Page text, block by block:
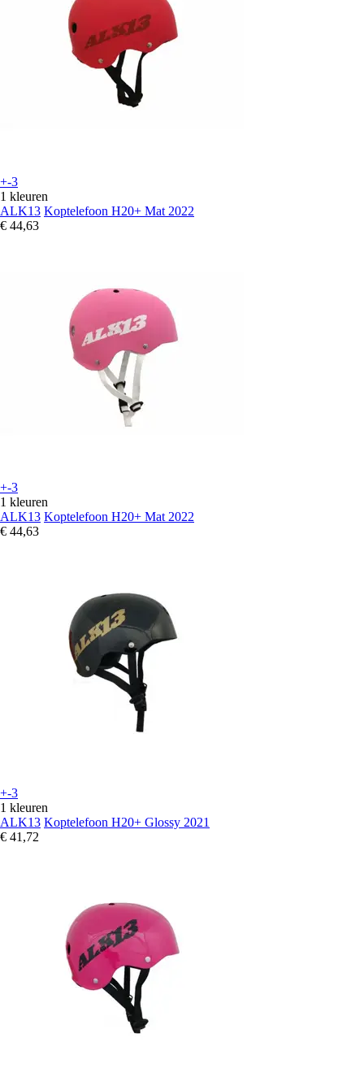
+-3
1 kleuren
ALK13 Koptelefoon H20+ Mat 2022
€ 44,63
+-3
1 kleuren
ALK13 Koptelefoon H20+ Mat 2022
€ 44,63
+-3
1 kleuren
ALK13 Koptelefoon H20+ Glossy 2021
€ 41,72